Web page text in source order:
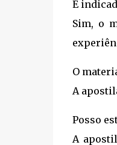
É
Sim, o
O
A
Posso
A